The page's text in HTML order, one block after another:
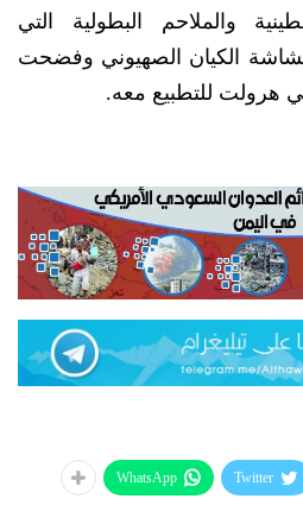
والملاحم البطولية التي
الكيان الصهيوني وفضحت
هرولت للتطبيع معه.
Twitter
WhatsApp